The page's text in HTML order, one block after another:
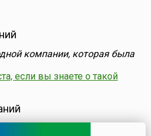
компании, которая была
если вы знаете о такой